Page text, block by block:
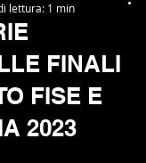
FINALI
FISE E
2023
lettura: 1 min
su 5.